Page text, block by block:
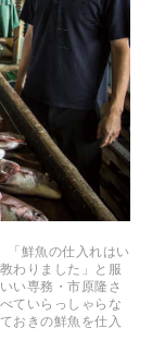
「鮮魚の仕入れはい
わりました」と服
い専務・市原隆さ
ていらっしゃらな
おきの鮮魚を仕入